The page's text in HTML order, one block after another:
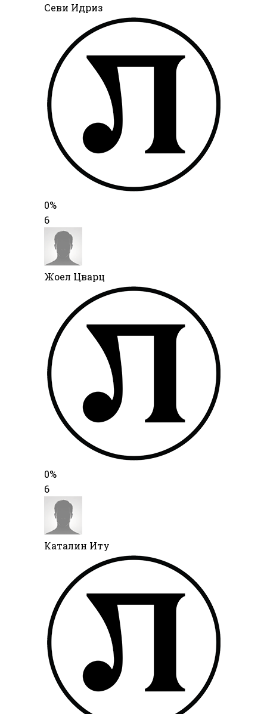
Севи Идриз
0%
6
Жоел Цварц
0%
6
Каталин Иту